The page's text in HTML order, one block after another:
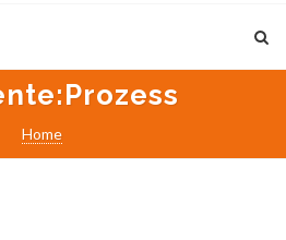
:Prozess
Home